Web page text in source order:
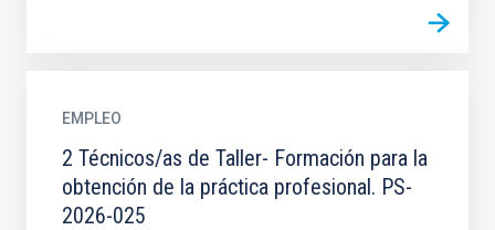
EMPLEO
2 Técnicos/as de Taller- Formación para la
obtención de la práctica profesional. PS-
2026-025